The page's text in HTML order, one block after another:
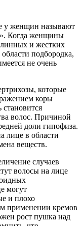
у женщин называют
Когда женщины
и жестких
подбородка,
не очень
которые
коры
волос. Причиной
доли гипофиза.
лице в области
веществ.
случаев
волосы на лице
могут
и плохо
применении кремов
рост пушка над